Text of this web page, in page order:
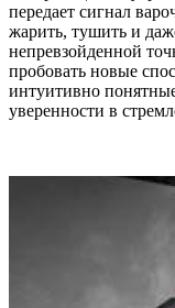
передает сигнал
жарить, тушить и
непревзойденной
пробовать новые
интуитивно
уверенности в